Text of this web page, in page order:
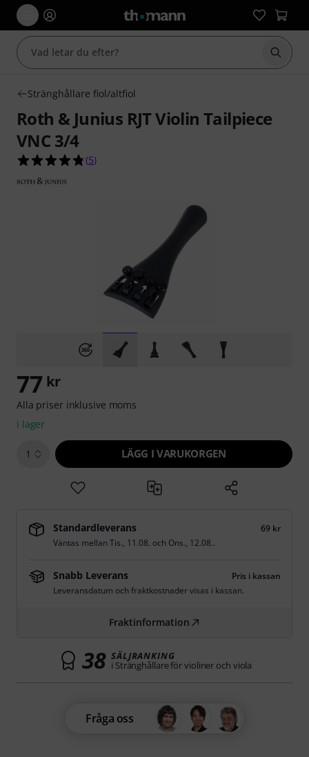
Börja
Stränghållare fiol/altfiol
Roth & Junius RJT Violin Tailpiece
VNC 3/4
4.8 av 5 stjärnor från 5 kundbetyg
(5)
77 kr
Alla priser inklusive moms
i lager
1 LÄGG I VARUKORGEN
Standardleverans
69 kr
Väntas mellanTis., 11.08. och Ons., 12.08..
Snabb Leverans
Pris i kassan
Leveransdatum och fraktkostnader visas i kassan.
Fraktinformation
38 SÄLJRANKING
i Stränghållare för violiner och viola
Fråga oss